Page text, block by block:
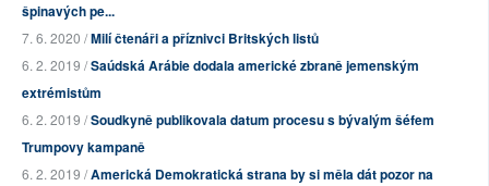
špinavých pe...
7. 6. 2020 /Milí čtenáři a příznivci Britských listů
6. 2. 2019 /Saúdská Arábie dodala americké zbraně jemenským
extrémistům
6. 2. 2019 /Soudkyně publikovala datum procesu s bývalým šéfem
Trumpovy kampaně
6. 2. 2019 /Americká Demokratická strana by si měla dát pozor na